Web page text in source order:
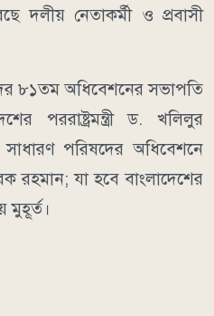
দলীয় নেতাকর্মী ও প্রবাসী
৮১তম অধিবেশনের সভাপতি
পররাষ্ট্রমন্ত্রী ড. খলিলুর
পরিষদের অধিবেশনে
রহমান; যা হবে বাংলাদেশের